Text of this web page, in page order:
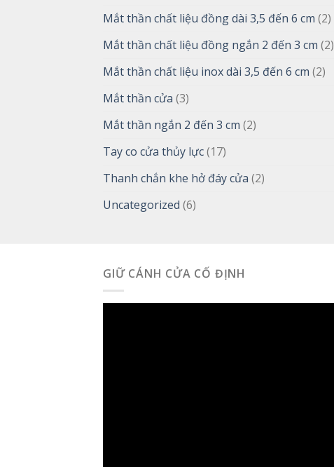
Mắt thần chất liệu đồng dài 3,5 đến 6 cm (2)
Mắt thần chất liệu đồng ngắn 2 đến 3 cm (2)
Mắt thần chất liệu inox dài 3,5 đến 6 cm (2)
Mắt thần cửa (3)
Mắt thần ngắn 2 đến 3 cm (2)
Tay co cửa thủy lực(17)
Thanh chắn khe hở đáy cửa (2)
Uncategorized (6)
GIỮ CÁNH CỬA CỐ ĐỊNH